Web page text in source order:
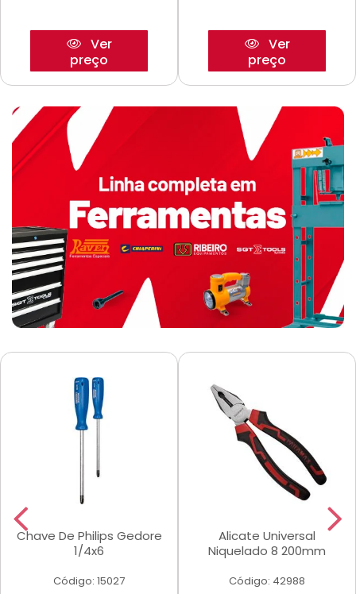
Ver
preço
Ver
preço
Chave De Philips Gedore
1/4x6
Código: 15027
Alicate Universal
Niquelado 8 200mm
Código: 42988